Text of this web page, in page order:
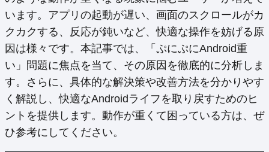
います。アプリの起動が遅い、画面のスクロールがカ
クカクする、反応が鈍いなど、快適な操作を妨げる原
因は様々です。本記事では、「ぷにぷにAndroid重
い」問題に焦点を当て、その原因を徹底的に分析しま
す。さらに、具体的な解決策や改善方法を分かりやす
く解説し、快適なAndroidライフを取り戻すためのヒ
ントを提供します。動作が重くて困っている方は、ぜ
ひ参考にしてください。